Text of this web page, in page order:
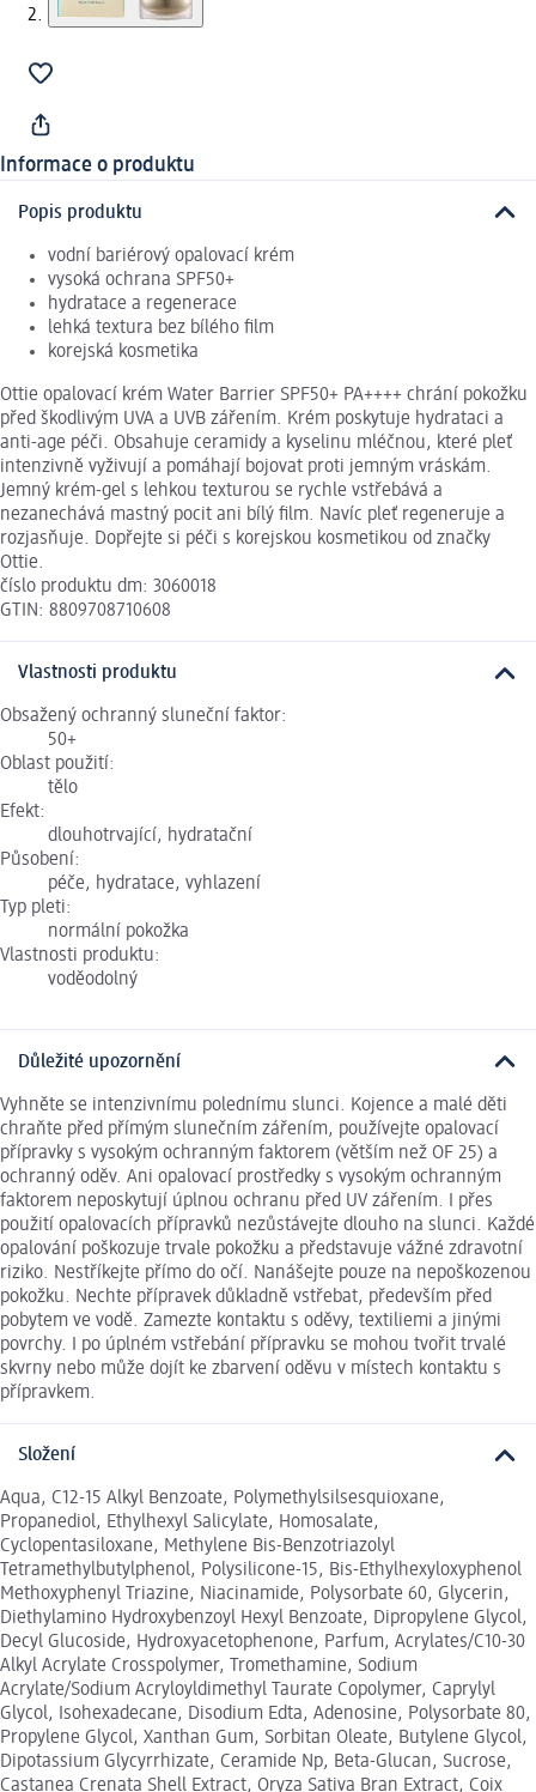
Informace o produktu
Popis produktu
vodní bariérový opalovací krém
vysoká ochrana SPF50+
hydratace a regenerace
lehká textura bez bílého film
korejská kosmetika
Ottie opalovací krém Water Barrier SPF50+ PA++++ chrání pokožku
před škodlivým UVA a UVB zářením. Krém poskytuje hydrataci a
anti-age péči. Obsahuje ceramidy a kyselinu mléčnou, které pleť
intenzivně vyživují a pomáhají bojovat proti jemným vráskám.
Jemný krém-gel s lehkou texturou se rychle vstřebává a
nezanechává mastný pocit ani bílý film. Navíc pleť regeneruje a
rozjasňuje. Dopřejte si péči s korejskou kosmetikou od značky
Ottie.
číslo produktu dm: 3060018
GTIN: 8809708710608
Vlastnosti produktu
Obsažený ochranný sluneční faktor:
50+
Oblast použití:
tělo
Efekt:
dlouhotrvající, hydratační
Působení:
péče, hydratace, vyhlazení
Typ pleti:
normální pokožka
Vlastnosti produktu:
voděodolný
Důležité upozornění
Vyhněte se intenzivnímu polednímu slunci. Kojence a malé děti
chraňte před přímým slunečním zářením, používejte opalovací
přípravky s vysokým ochranným faktorem (větším než OF 25) a
ochranný oděv. Ani opalovací prostředky s vysokým ochranným
faktorem neposkytují úplnou ochranu před UV zářením. I přes
použití opalovacích přípravků nezůstávejte dlouho na slunci. Každé
opalování poškozuje trvale pokožku a představuje vážné zdravotní
riziko. Nestříkejte přímo do očí. Nanášejte pouze na nepoškozenou
pokožku. Nechte přípravek důkladně vstřebat, především před
pobytem ve vodě. Zamezte kontaktu s oděvy, textiliemi a jinými
povrchy. I po úplném vstřebání přípravku se mohou tvořit trvalé
skvrny nebo může dojít ke zbarvení oděvu v místech kontaktu s
přípravkem.
Složení
Aqua, C12-15 Alkyl Benzoate, Polymethylsilsesquioxane,
Propanediol, Ethylhexyl Salicylate, Homosalate,
Cyclopentasiloxane, Methylene Bis-Benzotriazolyl
Tetramethylbutylphenol, Polysilicone-15, Bis-Ethylhexyloxyphenol
Methoxyphenyl Triazine, Niacinamide, Polysorbate 60, Glycerin,
Diethylamino Hydroxybenzoyl Hexyl Benzoate, Dipropylene Glycol,
Decyl Glucoside, Hydroxyacetophenone, Parfum, Acrylates/C10-30
Alkyl Acrylate Crosspolymer, Tromethamine, Sodium
Acrylate/Sodium Acryloyldimethyl Taurate Copolymer, Caprylyl
Glycol, Isohexadecane, Disodium Edta, Adenosine, Polysorbate 80,
Propylene Glycol, Xanthan Gum, Sorbitan Oleate, Butylene Glycol,
Dipotassium Glycyrrhizate, Ceramide Np, Beta-Glucan, Sucrose,
Castanea Crenata Shell Extract, Oryza Sativa Bran Extract, Coix